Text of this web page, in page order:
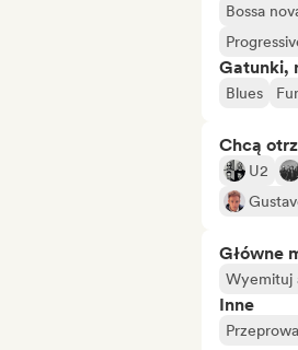
Bossa
Gatunki,
Blues
Chcą
U2
Główne
Wyemituj
Inne